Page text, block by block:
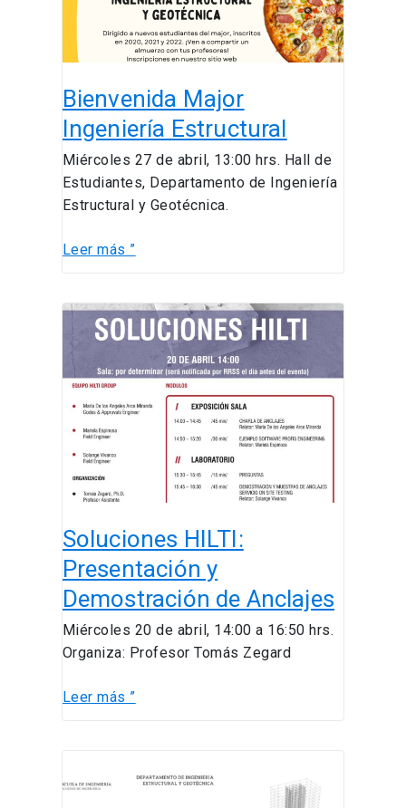
Bienvenida Major
Ingeniería Estructural
Miércoles 27 de abril, 13:00 hrs. Hall de
Estudiantes, Departamento de Ingeniería
Estructural y Geotécnica.
Leer más ”
Soluciones HILTI:
Presentación y
Demostración de Anclajes
Miércoles 20 de abril, 14:00 a 16:50 hrs.
Organiza: Profesor Tomás Zegard
Soluciones
HILTI:
Presentación
y
Demostración
de
Anclajes
Leer más ”
DIEG: